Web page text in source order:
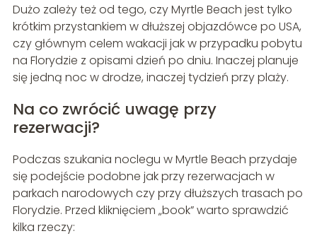
Dużo zależy też od tego, czy Myrtle Beach jest tylko
krótkim przystankiem w dłuższej objazdówce po USA,
czy głównym celem wakacji jak w przypadku pobytu
na Florydzie z opisami dzień po dniu. Inaczej planuje
się jedną noc w drodze, inaczej tydzień przy plaży.
Na co zwrócić uwagę przy
rezerwacji?
Podczas szukania noclegu w Myrtle Beach przydaje
się podejście podobne jak przy rezerwacjach w
parkach narodowych czy przy dłuższych trasach po
Florydzie. Przed kliknięciem „book” warto sprawdzić
kilka rzeczy: